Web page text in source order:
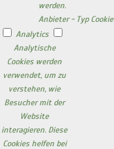
werden.
Anbieter - Typ Cookie
Analytics
Analytische
Cookies werden
verwendet, um zu
verstehen, wie
Besucher mit der
Website
interagieren. Diese
Cookies helfen bei